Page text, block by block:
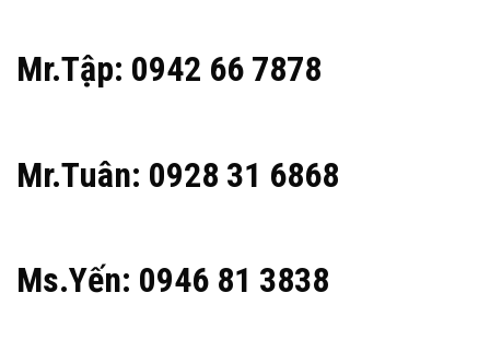
Mr.Tập: 0942 66 7878
Mr.Tuân: 0928 31 6868
Ms.Yến: 0946 81 3838